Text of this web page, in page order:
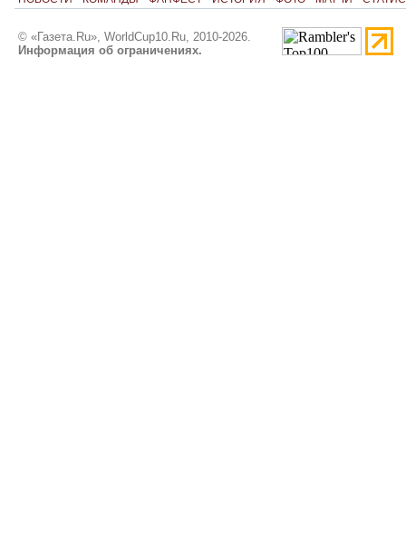
© «Газета.Ru», WorldCup10.Ru, 2010-2026.
Информация об ограничениях.